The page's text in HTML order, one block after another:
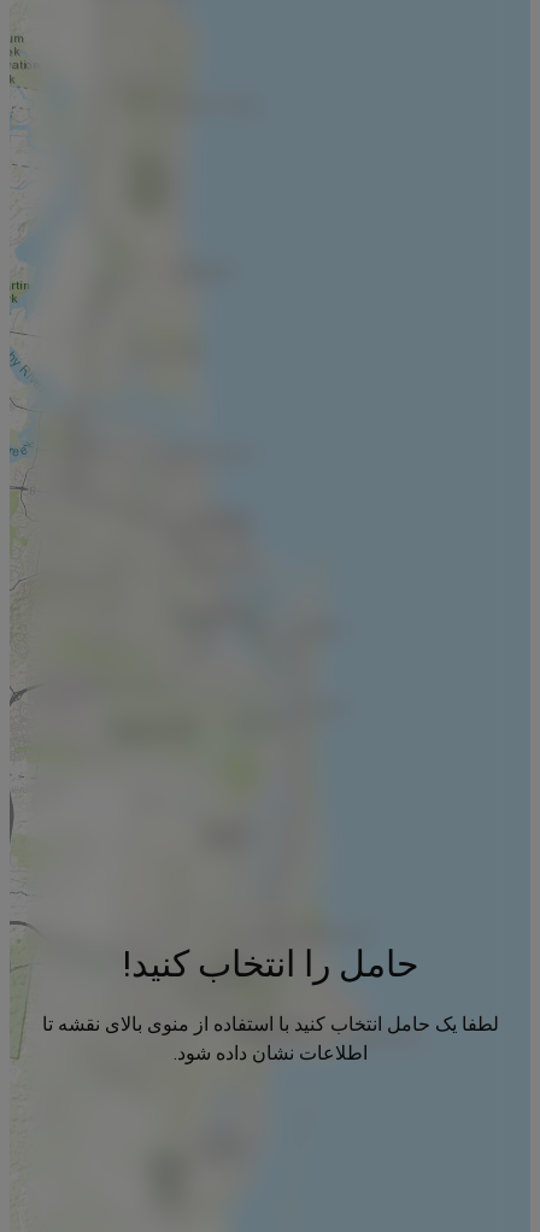
حامل را انتخاب کنید!
لطفا یک حامل انتخاب کنید با استفاده از منوی بالای نقشه تا
اطلاعات نشان داده شود.